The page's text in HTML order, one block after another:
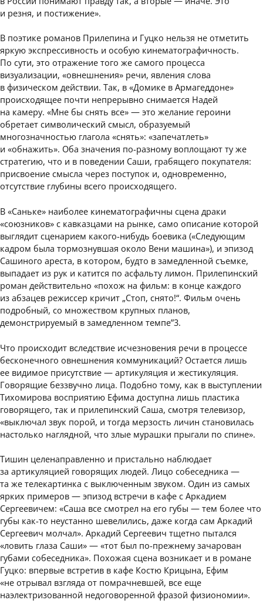
и резня, и постижение».
В поэтике романов Прилепина и Гуцко нельзя не отметить
яркую экспрессивность и особую кинематографичность.
По сути, это отражение того же самого процесса
визуализации, «овнешнения» речи, явления слова
в физическом действии. Так, в «Домике в Армагеддоне»
происходящее почти непрерывно снимается Надей
на камеру. «Мне бы снять все» — это желание героини
обретает символический смысл, образуемый
многозначностью глагола «снять»: «запечатлеть»
и «обнажить». Оба значения по-разному воплощают ту же
стратегию, что и в поведении Саши, грабящего покупателя:
присвоение смысла через поступок и, одновременно,
отсутствие глубины всего происходящего.
В «Саньке» наиболее кинематографичны сцена драки
«союзников» с кавказцами на рынке, само описание которой
выглядит сценарием какого-нибудь боевика («Следующим
кадром была тормознувшая около Вени машина»), и эпизод
Сашиного ареста, в котором, будто в замедленной съемке,
выпадает из рук и катится по асфальту лимон. Прилепинский
роман действительно «похож на фильм: в конце каждого
из абзацев режиссер кричит „Стоп, снято!“. Фильм очень
подробный, со множеством крупных планов,
демонстрируемый в замедленном темпе”3.
Что происходит вследствие исчезновения речи в процессе
бесконечного овнешнения коммуникаций? Остается лишь
ее видимое присутствие — артикуляция и жестикуляция.
Говорящие беззвучно лица. Подобно тому, как в выступлении
Тихомирова восприятию Ефима доступна лишь пластика
говорящего, так и прилепинский Саша, смотря телевизор,
«выключал звук порой, и тогда мерзость личин становилась
настолько наглядной, что злые мурашки прыгали по спине».
Тишин целенаправленно и пристально наблюдает
за артикуляцией говорящих людей. Лицо собеседника —
та же телекартинка с выключенным звуком. Один из самых
ярких примеров — эпизод встречи в кафе с Аркадием
Сергеевичем: «Саша все смотрел на его губы — тем более что
губы как-то неустанно шевелились, даже когда сам Аркадий
Сергеевич молчал». Аркадий Сергеевич тщетно пытался
«ловить глаза Саши» — «тот был по-прежнему зачарован
губами собеседника». Похожая сцена возникает и в романе
Гуцко: впервые встретив в кафе Костю Крицына, Ефим
«не отрывал взгляда от помрачневшей, все еще
наэлектризованной недоговоренной фразой физиономии».